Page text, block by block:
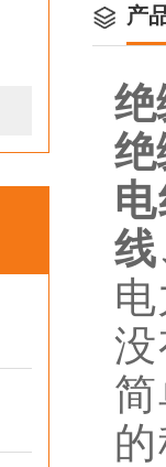
产
绝
绝